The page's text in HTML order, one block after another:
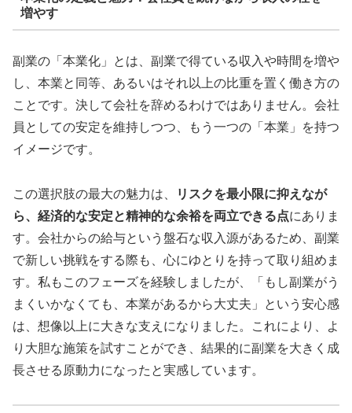
増やす
副業の「本業化」とは、副業で得ている収入や時間を増や
し、本業と同等、あるいはそれ以上の比重を置く働き方の
ことです。決して会社を辞めるわけではありません。会社
員としての安定を維持しつつ、もう一つの「本業」を持つ
イメージです。
この選択肢の最大の魅力は、
リスクを最小限に抑えなが
ら、経済的な安定と精神的な余裕を両立できる点にありま
す。会社からの給与という盤石な収入源があるため、副業
で新しい挑戦をする際も、心にゆとりを持って取り組めま
す。私もこのフェーズを経験しましたが、「もし副業がう
まくいかなくても、本業があるから大丈夫」という安心感
は、想像以上に大きな支えになりました。これにより、よ
り大胆な施策を試すことができ、結果的に副業を大きく成
長させる原動力になったと実感しています。